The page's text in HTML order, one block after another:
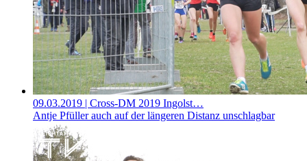
09.03.2019 | Cross-DM 2019 Ingolst…
Antje Pfüller auch auf der längeren Distanz unschlagbar